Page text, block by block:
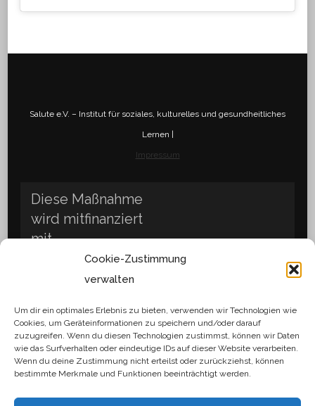
Cookie-Zustimmung
verwalten
Um dir ein optimales Erlebnis zu bieten, verwenden wir Technologien wie
Cookies, um Geräteinformationen zu speichern und/oder darauf
zuzugreifen. Wenn du diesen Technologien zustimmst, können wir Daten
wie das Surfverhalten oder eindeutige IDs auf dieser Website verarbeiten.
Wenn du deine Zustimmung nicht erteilst oder zurückziehst, können
bestimmte Merkmale und Funktionen beeinträchtigt werden.
Salute e.V. – Institut für soziales, kulturelles und gesundheitliches
Lernen |
Impressum
Diese Maßnahme
wird mitfinanziert
mit
Steuermitteln
des vom
Landtag
beschlossenen
Haushaltes.